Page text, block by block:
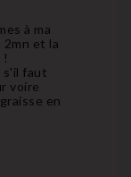
à ma
2mn et la
!
s'il faut
voire
en